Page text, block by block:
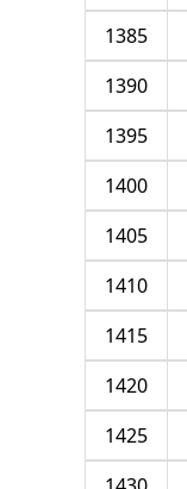
1385
1390
1395
1400
1405
1410
1415
1420
1425